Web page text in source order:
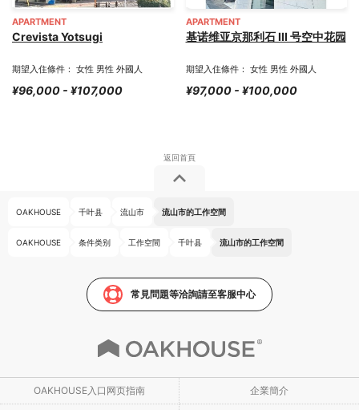
APARTMENT
Crevista Yotsugi
期望入住條件： 女性 男性 外國人
¥96,000 - ¥107,000
APARTMENT
基诺维亚京那利石 III 号空中花园
期望入住條件： 女性 男性 外國人
¥97,000 - ¥100,000
OAKHOUSE 千叶县 流山市 流山市的工作空間
OAKHOUSE 条件类别 工作空間 千叶县 流山市的工作空間
常見問題等洽詢請至客服中心
OAKHOUSE入口网页指南 企業簡介